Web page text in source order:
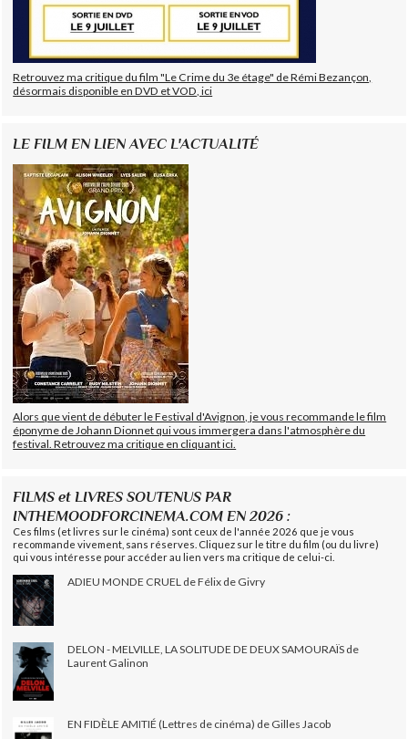
Retrouvez ma critique du film "Le Crime du 3e étage" de Rémi Bezançon,
désormais disponible en DVD et VOD, ici
LE FILM EN LIEN AVEC L'ACTUALITÉ
Alors que vient de débuter le Festival d'Avignon, je vous recommande le film
éponyme de Johann Dionnet qui vous immergera dans l'atmosphère du
festival. Retrouvez ma critique en cliquant ici.
FILMS et LIVRES SOUTENUS PAR
INTHEMOODFORCINEMA.COM EN 2026 :
Ces films (et livres sur le cinéma) sont ceux de l'année 2026 que je vous
recommande vivement, sans réserves. Cliquez sur le titre du film (ou du livre)
qui vous intéresse pour accéder au lien vers ma critique de celui-ci.
ADIEU MONDE CRUEL de Félix de Givry
DELON - MELVILLE, LA SOLITUDE DE DEUX SAMOURAÏS de
Laurent Galinon
EN FIDÈLE AMITIÉ (Lettres de cinéma) de Gilles Jacob